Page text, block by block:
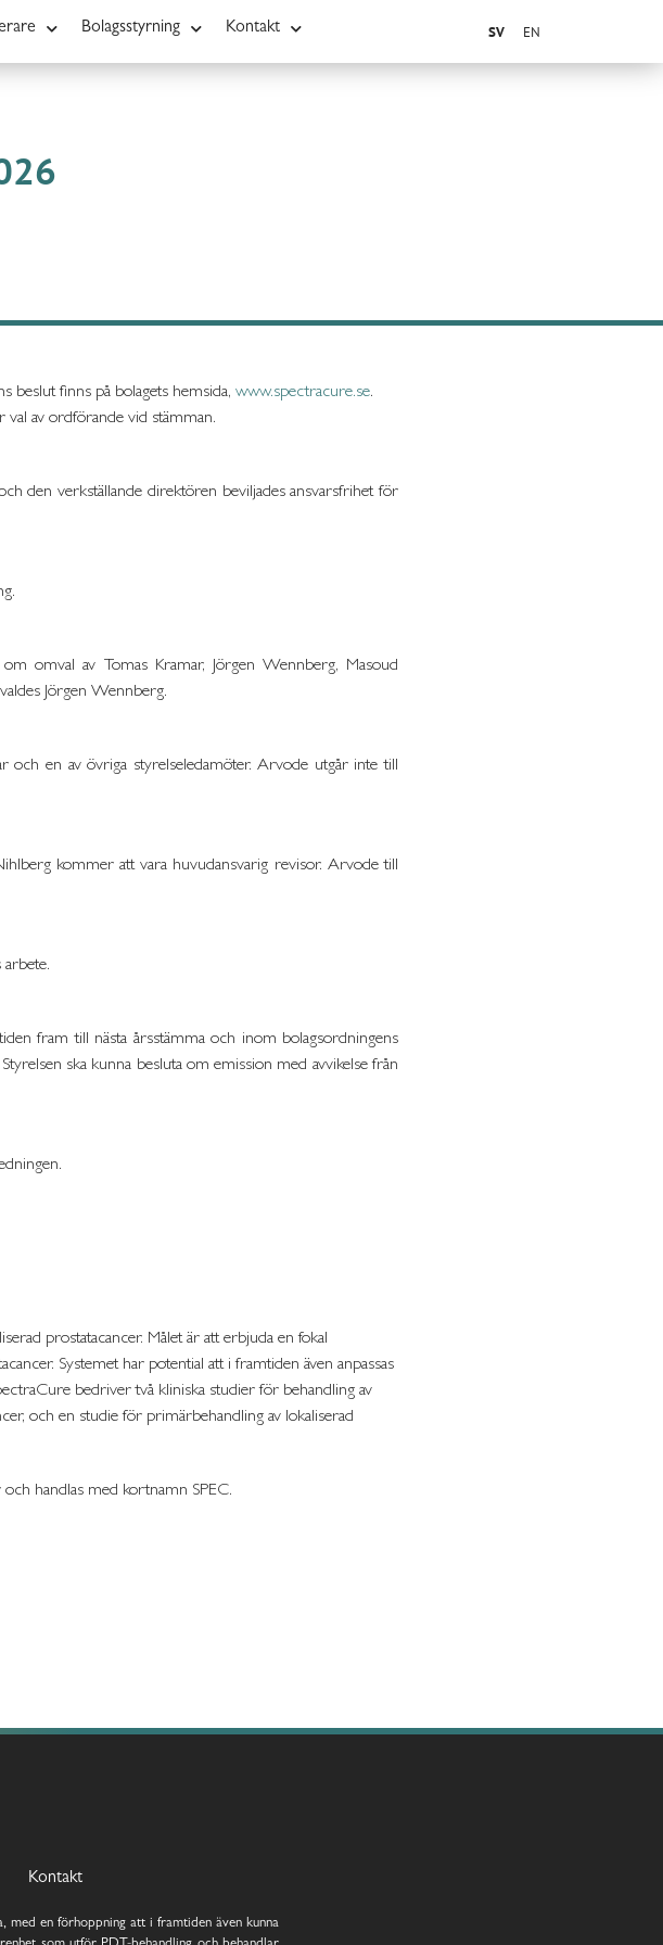
Bolagsstyrning Kontakt SV EN
beslut finns på bolagets hemsida, www.spectracure.se.
val av ordförande vid stämman.
den verkställande direktören beviljades ansvarsfrihet för
omval av Tomas Kramar, Jörgen Wennberg, Masoud
Jörgen Wennberg.
en av övriga styrelseledamöter. Arvode utgår inte till
kommer att vara huvudansvarig revisor. Arvode till
fram till nästa årsstämma och inom bolagsordningens
ska kunna besluta om emission med avvikelse från
prostatacancer. Målet är att erbjuda en fokal
Systemet har potential att i framtiden även anpassas
bedriver två kliniska studier för behandling av
och en studie för primärbehandling av lokaliserad
handlas med kortnamn SPEC.
Kontakt
med en förhoppning att i framtiden även kunna